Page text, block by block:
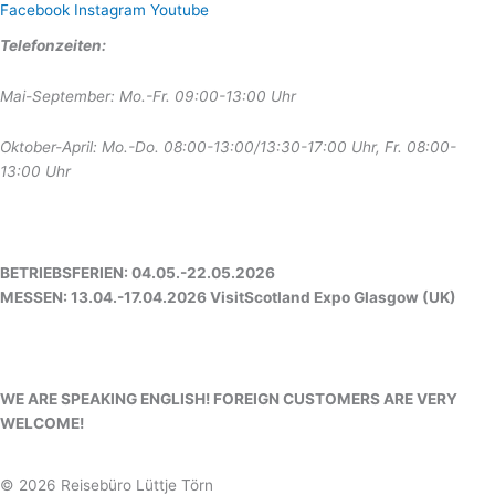
Facebook Instagram Youtube
Telefonzeiten:
Mai-September: Mo.-Fr. 09:00-13:00 Uhr
Oktober-April: Mo.-Do. 08:00-13:00/13:30-17:00 Uhr, Fr. 08:00-
13:00 Uhr
BETRIEBSFERIEN: 04.05.-22.05.2026
MESSEN: 13.04.-17.04.2026 VisitScotland Expo Glasgow (UK)
WE ARE SPEAKING ENGLISH! FOREIGN CUSTOMERS ARE VERY
WELCOME!
© 2026 Reisebüro Lüttje Törn